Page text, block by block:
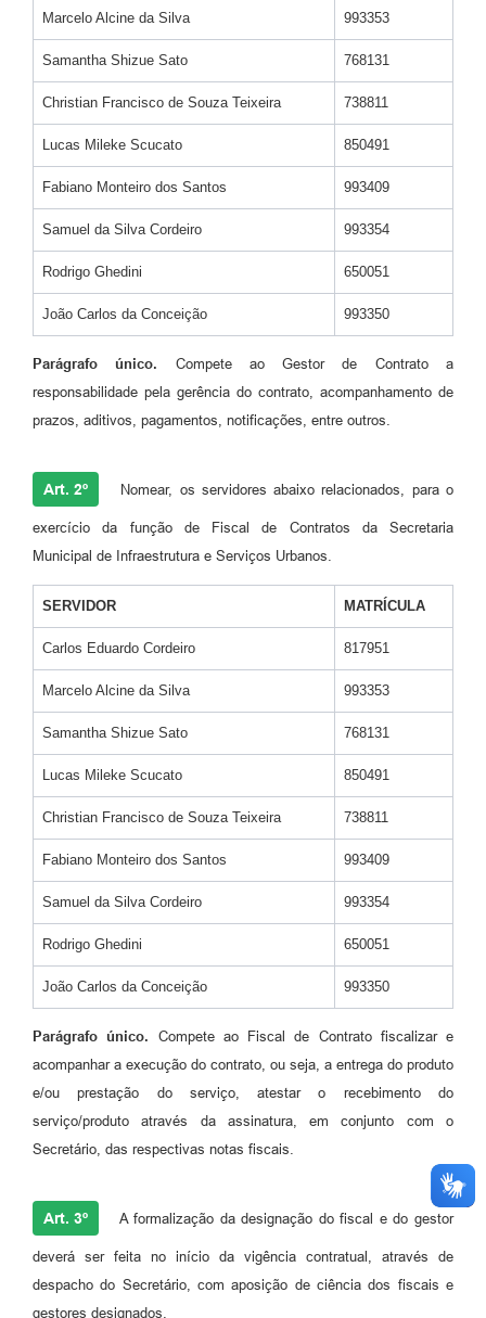
Marcelo Alcine da Silva 993353
Samantha Shizue Sato 768131
Christian Francisco de Souza Teixeira 738811
Lucas Mileke Scucato 850491
Fabiano Monteiro dos Santos 993409
Samuel da Silva Cordeiro 993354
Rodrigo Ghedini 650051
João Carlos da Conceição 993350
Parágrafo único. Compete ao Gestor de Contrato a
responsabilidade pela gerência do contrato, acompanhamento de
prazos, aditivos, pagamentos, notificações, entre outros.
Art. 2º Nomear, os servidores abaixo relacionados, para o
exercício da função de Fiscal de Contratos da Secretaria
Municipal de Infraestrutura e Serviços Urbanos.
SERVIDOR MATRÍCULA
Carlos Eduardo Cordeiro 817951
Marcelo Alcine da Silva 993353
Samantha Shizue Sato 768131
Lucas Mileke Scucato 850491
Christian Francisco de Souza Teixeira 738811
Fabiano Monteiro dos Santos 993409
Samuel da Silva Cordeiro 993354
Rodrigo Ghedini 650051
João Carlos da Conceição 993350
Parágrafo único. Compete ao Fiscal de Contrato fiscalizar e
acompanhar a execução do contrato, ou seja, a entrega do produto
e/ou prestação do serviço, atestar o recebimento do
serviço/produto através da assinatura, em conjunto com o
Secretário, das respectivas notas fiscais.
Art. 3º A formalização da designação do fiscal e do gestor
deverá ser feita no início da vigência contratual, através de
despacho do Secretário, com aposição de ciência dos fiscais e
gestores designados.